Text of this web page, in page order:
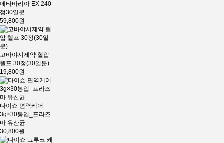
메타바리아 EX 240
정30일분
59,800원
고바야시제약 혈압
헬프 30정(30일분)
19,800원
다이쇼 면역케어
3g×30봉입_프라즈
마 유산균
30,800원